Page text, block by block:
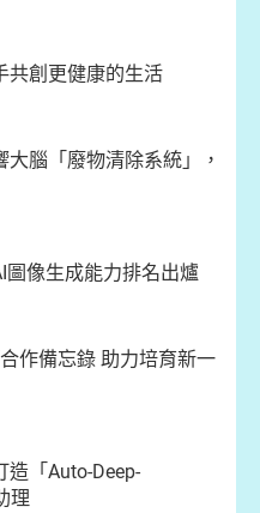
共創更健康的生活
腦「廢物清除系統」，
像生成能力排名出爐
作備忘錄 助力培育新一
「Auto-Deep-
理